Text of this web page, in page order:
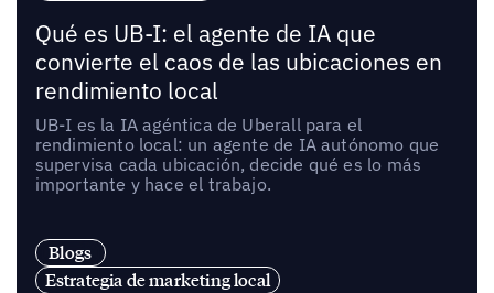
Qué es UB-I: el agente de IA que
convierte el caos de las ubicaciones en
rendimiento local
UB-I es la IA agéntica de Uberall para el
rendimiento local: un agente de IA autónomo que
supervisa cada ubicación, decide qué es lo más
importante y hace el trabajo.
Blogs
Estrategia de marketing local